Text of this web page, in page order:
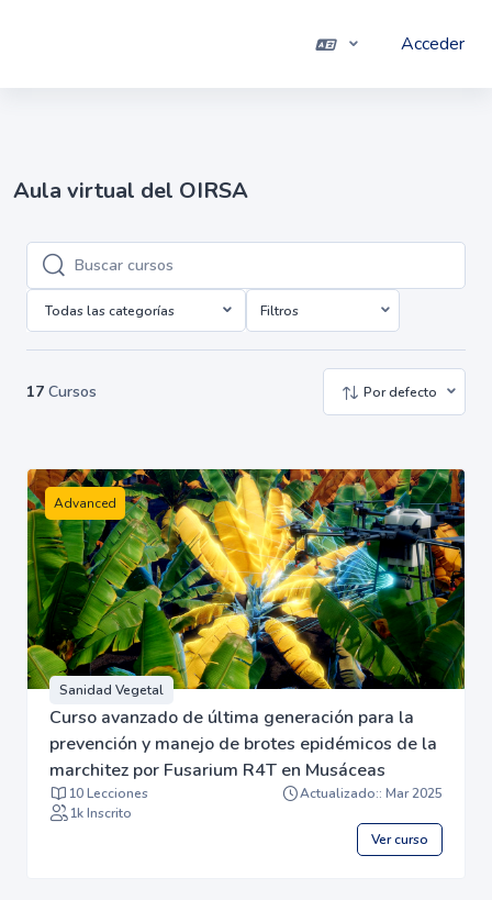
Acceder
Aula virtual del OIRSA
Buscar cursos
Buscar cursos
Todas las categorías Filtros
17 Cursos Por defecto
Advanced
Sanidad Vegetal
Curso avanzado de última generación para la
prevención y manejo de brotes epidémicos de la
marchitez por Fusarium R4T en Musáceas
10 Lecciones
Actualizado:: Mar 2025
1k Inscrito
Ver curso